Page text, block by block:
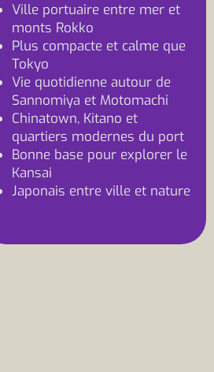
Ville portuaire entre mer et
monts Rokko
Plus compacte et calme que
Tokyo
Vie quotidienne autour de
Sannomiya et Motomachi
Chinatown, Kitano et
quartiers modernes du port
Bonne base pour explorer le
Kansai
Japonais entre ville et nature